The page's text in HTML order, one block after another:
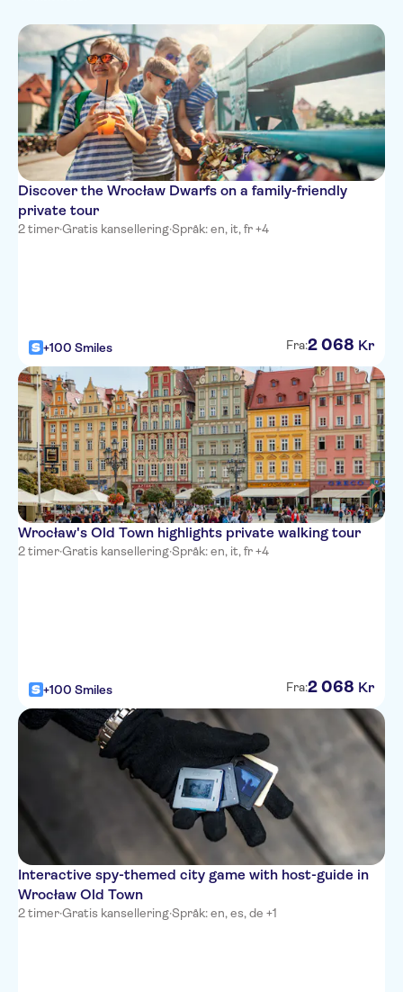
Byrundturer
Folketradisjoner
Kultur og historie
Italian
Russian
Discover the Wrocław Dwarfs on a family-friendly
private tour
2 timer·Gratis kansellering·Språk: en, it, fr +4
+100 Smiles Fra:2 068 Kr
Wrocław's Old Town highlights private walking tour
2 timer·Gratis kansellering·Språk: en, it, fr +4
+100 Smiles Fra:2 068 Kr
Interactive spy-themed city game with host-guide in
Wrocław Old Town
2 timer·Gratis kansellering·Språk: en, es, de +1